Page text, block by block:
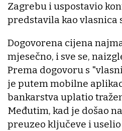
Zagrebu i uspostavio
predstavila kao vlasnica
Dogovorena cijena
mjesečno, i sve se,
Prema dogovoru s
je putem mobilne
bankarstva uplatio
Međutim, kad je došao
preuzeo ključeve i